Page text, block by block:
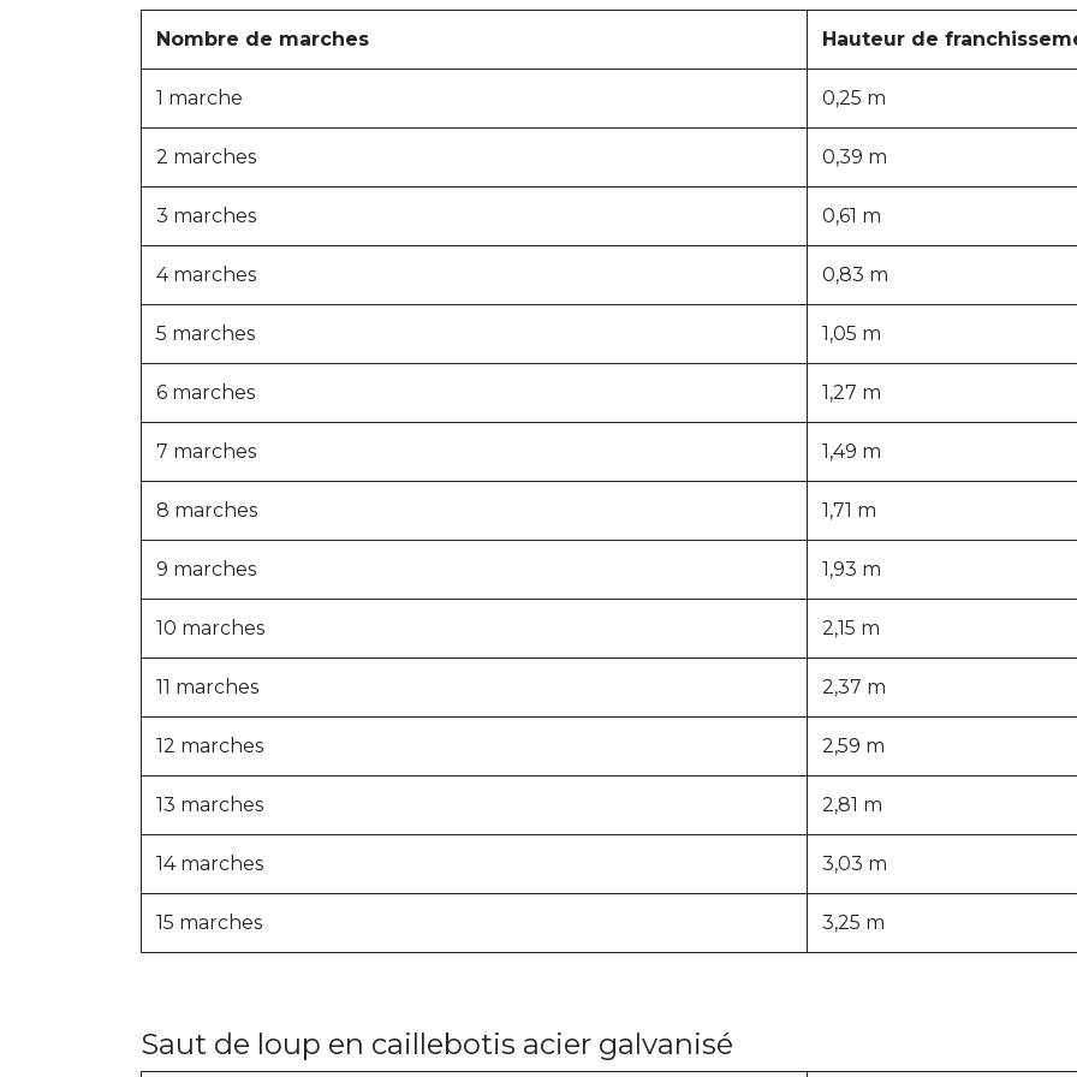
Nombre de marches Hauteur de
1 marche 0,25 m
2 marches 0,39 m
3 marches 0,61 m
4 marches 0,83 m
5 marches 1,05 m
6 marches 1,27 m
7 marches 1,49 m
8 marches 1,71 m
9 marches 1,93 m
10 marches 2,15 m
11 marches 2,37 m
12 marches 2,59 m
13 marches 2,81 m
14 marches 3,03 m
15 marches 3,25 m
Saut de loup en caillebotis acier galvanisé